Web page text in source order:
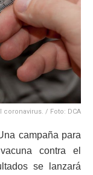
coronavirus. / Foto: DCA
campaña para
contra el
se lanzará